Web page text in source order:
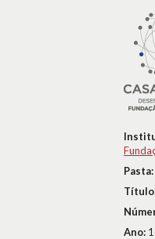
Pasta:
Ano: